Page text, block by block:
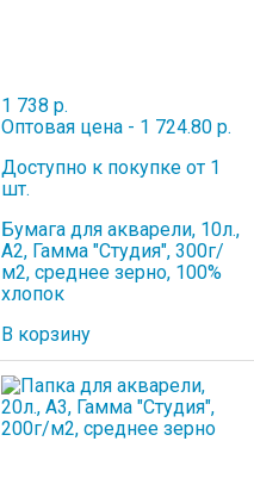
1 738 р.
Оптовая цена - 1 724.80 р.
Доступно к покупке от 1
шт.
Бумага для акварели, 10л.,
A2, Гамма "Студия", 300г/
м2, среднее зерно, 100%
хлопок
В корзину